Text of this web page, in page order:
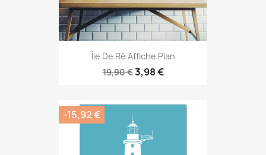
Île De Ré Affiche Plan
19,90 €3,98 €
-15,92 €